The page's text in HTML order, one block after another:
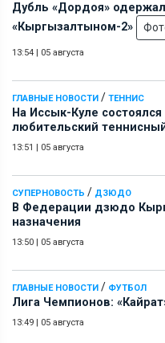
Дубль «Дордоя»
«Кыргызалтыном-2»
13:54 05 августа
ГЛАВНЫЕ НОВОСТИ / ТЕННИС
На Иссык-Куле
любительский
13:51 05 августа
СУПЕРНОВОСТЬ / ДЗЮДО
В Федерации дзюдо
назначения
13:50 05 августа
ГЛАВНЫЕ НОВОСТИ / ФУТБОЛ
Лига Чемпионов:
13:49 05 августа